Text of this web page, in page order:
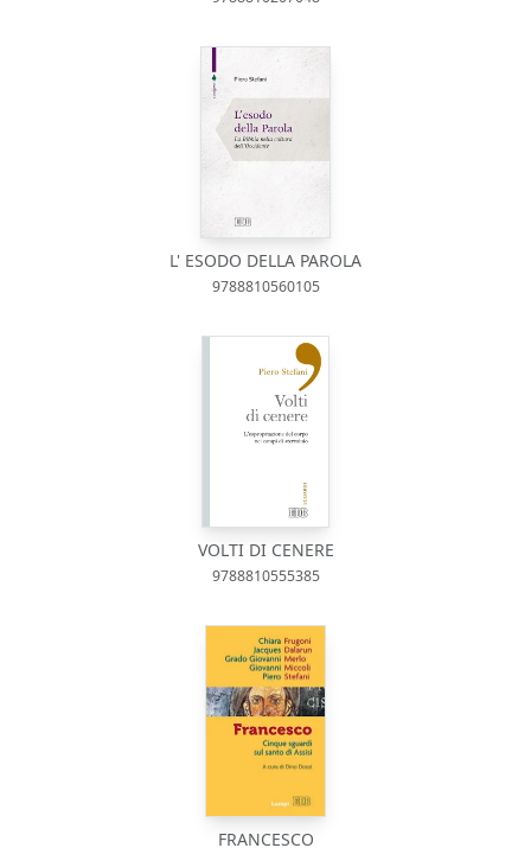
L' ESODO DELLA PAROLA
9788810560105
VOLTI DI CENERE
9788810555385
FRANCESCO